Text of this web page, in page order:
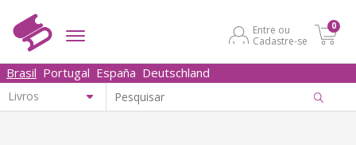
Entre ou
Cadastre-se
0
Brasil Portugal España Deutschland